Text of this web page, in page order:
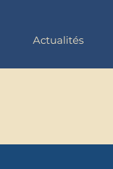
Actualités